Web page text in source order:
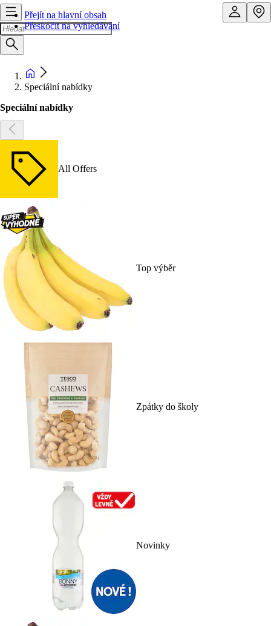
Přejít na hlavní obsah
Přeskočit na vyhledávání
Speciální nabídky
Speciální nabídky
All Offers
Top výběr
Zpátky do školy
Novinky